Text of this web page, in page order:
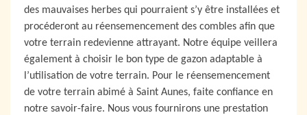
des mauvaises herbes qui pourraient s’y être installées et
procéderont au réensemencement des combles afin que
votre terrain redevienne attrayant. Notre équipe veillera
également à choisir le bon type de gazon adaptable à
l’utilisation de votre terrain. Pour le réensemencement
de votre terrain abimé à Saint Aunes, faite confiance en
notre savoir-faire. Nous vous fournirons une prestation